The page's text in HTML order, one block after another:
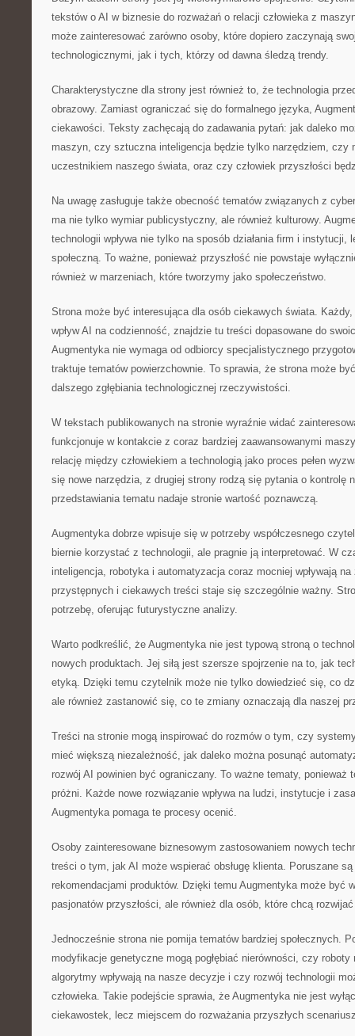
tekstów o AI w biznesie do rozważań o relacji człowieka z
może zainteresować zarówno osoby, które dopiero zaczynają
technologicznymi, jak i tych, którzy od dawna śledzą trendy.
Charakterystyczne dla strony jest również to, że technologia
obrazowy. Zamiast ograniczać się do formalnego języka,
ciekawości. Teksty zachęcają do zadawania pytań: jak daleko
maszyn, czy sztuczna inteligencja będzie tylko narzędziem, czy
uczestnikiem naszego świata, oraz czy człowiek przyszłości
Na uwagę zasługuje także obecność tematów związanych z
ma nie tylko wymiar publicystyczny, ale również kulturowy.
technologii wpływa nie tylko na sposób działania firm i instytucji,
społeczną. To ważne, ponieważ przyszłość nie powstaje
również w marzeniach, które tworzymy jako społeczeństwo.
Strona może być interesująca dla osób ciekawych świata.
wpływ AI na codzienność, znajdzie tu treści dopasowane do
Augmentyka nie wymaga od odbiorcy specjalistycznego
traktuje tematów powierzchownie. To sprawia, że strona może
dalszego zgłębiania technologicznej rzeczywistości.
W tekstach publikowanych na stronie wyraźnie widać
funkcjonuje w kontakcie z coraz bardziej zaawansowanymi
relację między człowiekiem a technologią jako proces pełen
się nowe narzędzia, z drugiej strony rodzą się pytania o kontrolę
przedstawiania tematu nadaje stronie wartość poznawczą.
Augmentyka dobrze wpisuje się w potrzeby współczesnego
biernie korzystać z technologii, ale pragnie ją interpretować. W
inteligencja, robotyka i automatyzacja coraz mocniej wpływają
przystępnych i ciekawych treści staje się szczególnie ważny.
potrzebę, oferując futurystyczne analizy.
Warto podkreślić, że Augmentyka nie jest typową stroną o
nowych produktach. Jej siłą jest szersze spojrzenie na to, jak
etyką. Dzięki temu czytelnik może nie tylko dowiedzieć się, co
ale również zastanowić się, co te zmiany oznaczają dla naszej
Treści na stronie mogą inspirować do rozmów o tym, czy
mieć większą niezależność, jak daleko można posunąć
rozwój AI powinien być ograniczany. To ważne tematy, ponieważ
próżni. Każde nowe rozwiązanie wpływa na ludzi, instytucje i
Augmentyka pomaga te procesy ocenić.
Osoby zainteresowane biznesowym zastosowaniem nowych
treści o tym, jak AI może wspierać obsługę klienta. Poruszane
rekomendacjami produktów. Dzięki temu Augmentyka może być
pasjonatów przyszłości, ale również dla osób, które chcą rozwijać
Jednocześnie strona nie pomija tematów bardziej społecznych.
modyfikacje genetyczne mogą pogłębiać nierówności, czy
algorytmy wpływają na nasze decyzje i czy rozwój technologii
człowieka. Takie podejście sprawia, że Augmentyka nie jest
ciekawostek, lecz miejscem do rozważania przyszłych